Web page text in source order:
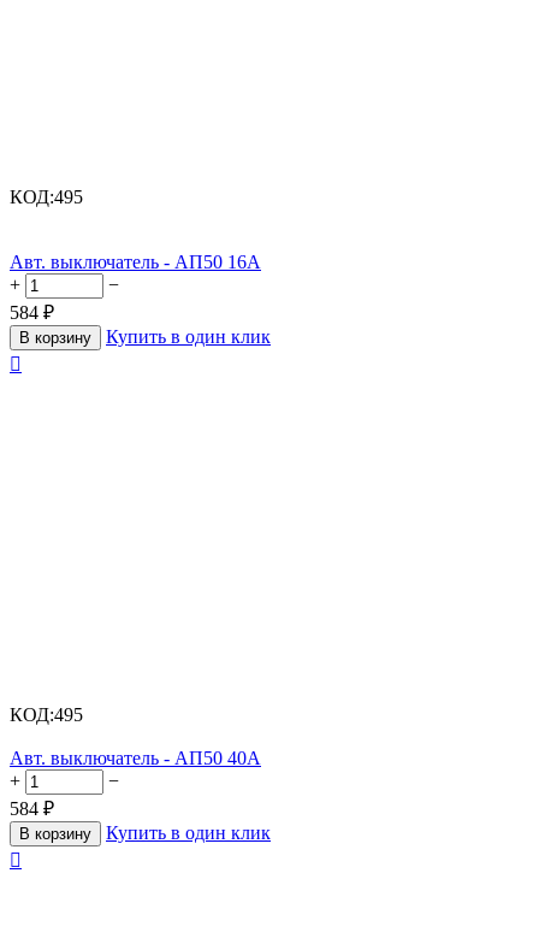
КОД:495
Авт. выключатель - АП50 16А
+
−
584 ₽
В корзину
Купить в один клик

КОД:495
Авт. выключатель - АП50 40А
+
−
584 ₽
В корзину
Купить в один клик
